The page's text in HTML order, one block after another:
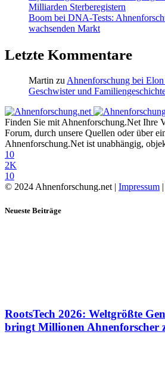
Milliarden Sterberegistern
Boom bei DNA-Tests:
wachsenden Markt
Letzte Kommentare
Martin zu Ahnenforschung bei
Geschwister und
Finden Sie mit Ahnenforschung.Net Ihre
Forum, durch unsere Quellen oder über
Ahnenforschung.Net ist unabhängig,
10
2K
10
© 2024 Ahnenforschung.net | Impressum |
Neueste Beiträge
RootsTech 2026: Weltgrößte
bringt Millionen Ahnenforscher